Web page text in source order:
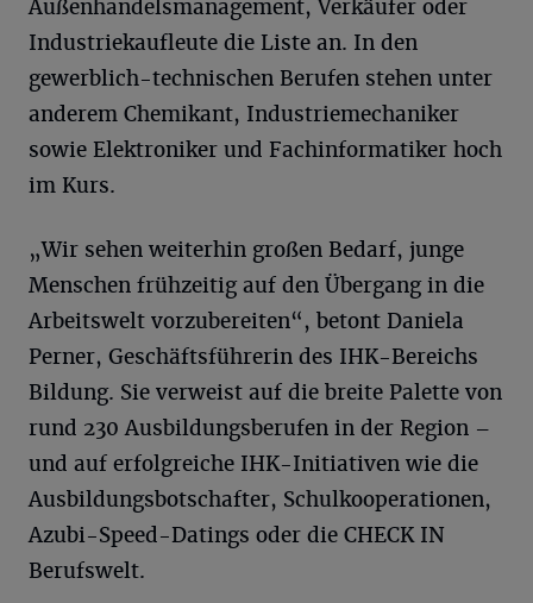
Außenhandelsmanagement, Verkäufer oder
Industriekaufleute die Liste an. In den
gewerblich-technischen Berufen stehen unter
anderem Chemikant, Industriemechaniker
sowie Elektroniker und Fachinformatiker hoch
im Kurs.
„Wir sehen weiterhin großen Bedarf, junge
Menschen frühzeitig auf den Übergang in die
Arbeitswelt vorzubereiten“, betont Daniela
Perner, Geschäftsführerin des IHK-Bereichs
Bildung. Sie verweist auf die breite Palette von
rund 230 Ausbildungsberufen in der Region –
und auf erfolgreiche IHK-Initiativen wie die
Ausbildungsbotschafter, Schulkooperationen,
Azubi-Speed-Datings oder die CHECK IN
Berufswelt.